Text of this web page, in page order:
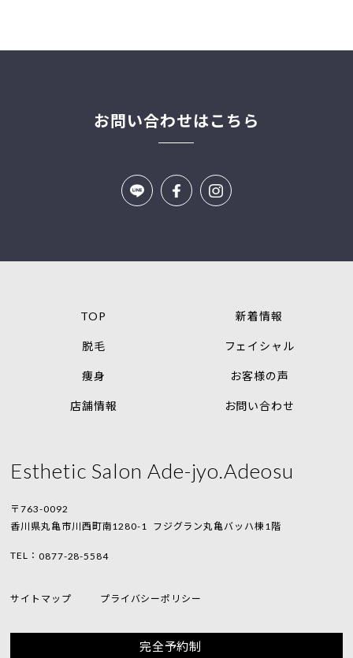
お問い合わせはこちら
TOP 新着情報
脱毛 フェイシャル
痩身 お客様の声
店舗情報 お問い合わせ
Esthetic Salon Ade-jyo.Adeosu
〒763-0092
香川県丸亀市川西町南1280-1 フジグラン丸亀バッハ棟1階
TEL：0877-28-5584
サイトマップ プライバシーポリシー
完全予約制